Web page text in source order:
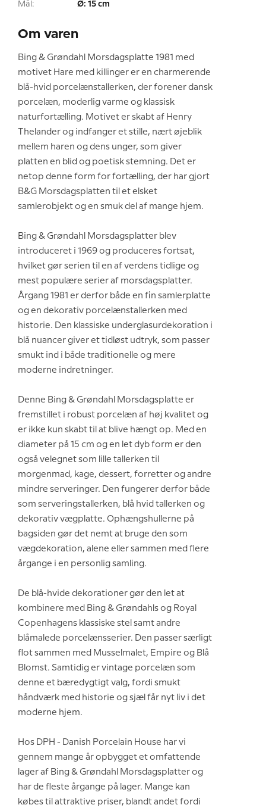
Mål: Ø: 15 cm
Om varen
Bing & Grøndahl Morsdagsplatte 1981 med
motivet Hare med killinger er en charmerende
blå-hvid porcelænstallerken, der forener dansk
porcelæn, moderlig varme og klassisk
naturfortælling. Motivet er skabt af Henry
Thelander og indfanger et stille, nært øjeblik
mellem haren og dens unger, som giver
platten en blid og poetisk stemning. Det er
netop denne form for fortælling, der har gjort
B&G Morsdagsplatten til et elsket
samlerobjekt og en smuk del af mange hjem.
Bing & Grøndahl Morsdagsplatter blev
introduceret i 1969 og produceres fortsat,
hvilket gør serien til en af verdens tidlige og
mest populære serier af morsdagsplatter.
Årgang 1981 er derfor både en fin samlerplatte
og en dekorativ porcelænstallerken med
historie. Den klassiske underglasurdekoration i
blå nuancer giver et tidløst udtryk, som passer
smukt ind i både traditionelle og mere
moderne indretninger.
Denne Bing & Grøndahl Morsdagsplatte er
fremstillet i robust porcelæn af høj kvalitet og
er ikke kun skabt til at blive hængt op. Med en
diameter på 15 cm og en let dyb form er den
også velegnet som lille tallerken til
morgenmad, kage, dessert, forretter og andre
mindre serveringer. Den fungerer derfor både
som serveringstallerken, blå hvid tallerken og
dekorativ vægplatte. Ophængshullerne på
bagsiden gør det nemt at bruge den som
vægdekoration, alene eller sammen med flere
årgange i en personlig samling.
De blå-hvide dekorationer gør den let at
kombinere med Bing & Grøndahls og Royal
Copenhagens klassiske stel samt andre
blåmalede porcelænsserier. Den passer særligt
flot sammen med Musselmalet, Empire og Blå
Blomst. Samtidig er vintage porcelæn som
denne et bæredygtigt valg, fordi smukt
håndværk med historie og sjæl får nyt liv i det
moderne hjem.
Hos DPH - Danish Porcelain House har vi
gennem mange år opbygget et omfattende
lager af Bing & Grøndahl Morsdagsplatter og
har de fleste årgange på lager. Mange kan
købes til attraktive priser, blandt andet fordi